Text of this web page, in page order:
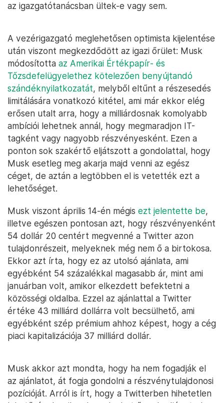
az igazgatótanácsban ültek-e vagy sem.
A vezérigazgató meglehetősen optimista kijelentése
után viszont megkezdődött az igazi őrület: Musk
módosította az Amerikai Értékpapír‑ és
Tőzsdefelügyelethez kötelezően benyújtandó
szándéknyilatkozatát, melyből eltűnt a részesedés
limitálására vonatkozó kitétel, ami már ekkor elég
erősen utalt arra, hogy a milliárdosnak komolyabb
ambíciói lehetnek annál, hogy megmaradjon IT-
tagként vagy nagyobb részvényesként. Ezen a
ponton sok szakértő eljátszott a gondolattal, hogy
Musk esetleg meg akarja majd venni az egész
céget, de aztán a legtöbben el is vetették ezt a
lehetőséget.
Musk viszont április 14-én mégis ezt jelentette be,
illetve egészen pontosan azt, hogy részvényenként
54 dollár 20 centért megvenné a Twitter azon
tulajdonrészeit, melyeknek még nem ő a birtokosa.
Ekkor azt írta, hogy ez az utolsó ajánlata, ami
egyébként 54 százalékkal magasabb ár, mint ami
januárban volt, amikor elkezdett befektetni a
közösségi oldalba. Ezzel az ajánlattal a Twitter
értéke 43 milliárd dollárra volt becsülhető, ami
egyébként szép prémium ahhoz képest, hogy a cég
piaci kapitalizációja 37 milliárd dollár.
Musk akkor azt mondta, hogy ha nem fogadják el
az ajánlatot, át fogja gondolni a részvénytulajdonosi
pozícióját. Arról is írt, hogy a Twitterben hihetetlen